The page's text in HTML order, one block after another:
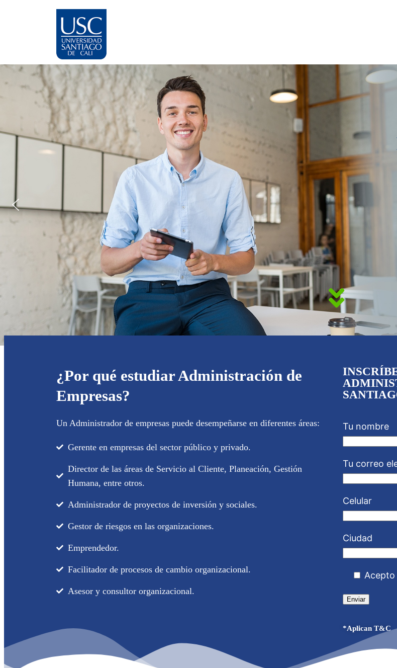
¿Por qué estudiar Administración de
Empresas?
Un Administrador de empresas puede desempeñarse en diferentes áreas:
Gerente en empresas del sector público y privado.
Director de las áreas de Servicio al Cliente, Planeación, Gestión
Humana, entre otros.
Administrador de proyectos de inversión y sociales.
Gestor de riesgos en las organizaciones.
Emprendedor.
Facilitador de procesos de cambio organizacional.
Asesor y consultor organizacional.
Tu nombre
Tu correo
Celular
Ciudad
Acepto
*Aplican T&C